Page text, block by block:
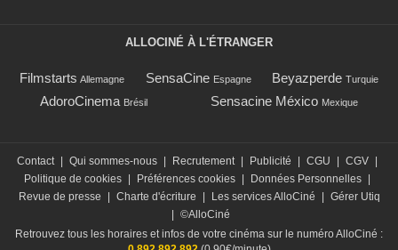
ALLOCINÉ À L'ÉTRANGER
Filmstarts Allemagne SensaCine Espagne Beyazperde Turquie
AdoroCinema Brésil Sensacine México Mexique
Contact | Qui sommes-nous | Recrutement | Publicité | CGU | CGV |
Politique de cookies | Préférences cookies | Données Personnelles |
Revue de presse
| Charte d'écriture | Les services AlloCiné | Gérer Utiq
| ©AlloCiné
Retrouvez tous les horaires et infos de votre cinéma sur le numéro AlloCiné :